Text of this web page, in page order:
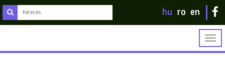
hu ro en